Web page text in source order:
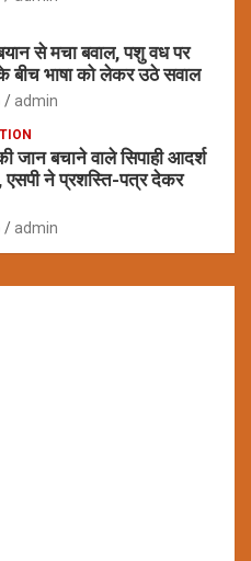
से मचा बवाल, पशु वध पर
भाषा को लेकर उठे सवाल
admin
जान बचाने वाले सिपाही आदर्श
एसपी ने प्रशस्ति-पत्र देकर
admin